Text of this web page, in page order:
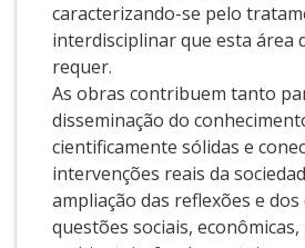
caracterizando-se pelo
interdisciplinar que esta área
requer.
As obras contribuem tanto
disseminação do
cientificamente sólidas e
intervenções reais da
ampliação das reflexões e
questões sociais,